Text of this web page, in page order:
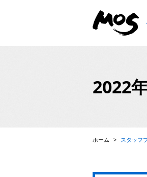
2022
ホーム > スタッフ